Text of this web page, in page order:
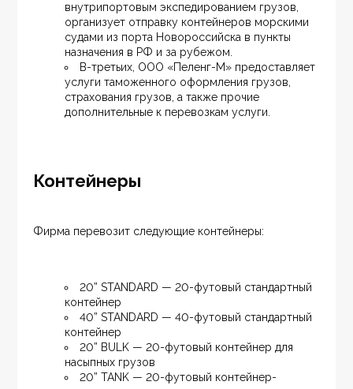
внутрипортовым экспедированием грузов,
организует отправку контейнеров морскими
судами из порта Новороссийска в пункты
назначения в РФ и за рубежом.
В-третьих, ООО «Пеленг-М» предоставляет
услуги таможенного оформления грузов,
страхования грузов, а также прочие
дополнительные к перевозкам услуги.
Контейнеры
Фирма перевозит следующие контейнеры:
20” STANDARD — 20-футовый стандартный
контейнер
40” STANDARD — 40-футовый стандартный
контейнер
20” BULK — 20-футовый контейнер для
насыпных грузов
20” TANK — 20-футовый контейнер-